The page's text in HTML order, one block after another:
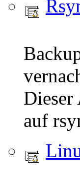
Dieser
auf